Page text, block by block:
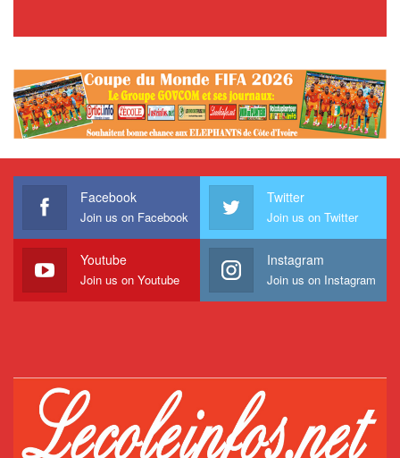
Facebook
Join us on Facebook
Twitter
Join us on Twitter
Youtube
Join us on Youtube
Instagram
Join us on Instagram